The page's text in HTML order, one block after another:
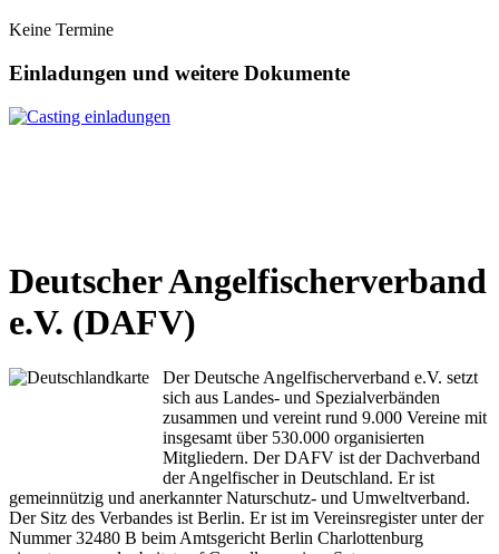
Keine Termine
Einladungen und weitere Dokumente
Deutscher Angelfischerverband
e.V. (DAFV)
Der Deutsche Angelfischerverband e.V. setzt
sich aus Landes- und Spezialverbänden
zusammen und vereint rund 9.000 Vereine mit
insgesamt über 530.000 organisierten
Mitgliedern. Der DAFV ist der Dachverband
der Angelfischer in Deutschland. Er ist
gemeinnützig und anerkannter Naturschutz- und Umweltverband.
Der Sitz des Verbandes ist Berlin. Er ist im Vereinsregister unter der
Nummer 32480 B beim Amtsgericht Berlin Charlottenburg